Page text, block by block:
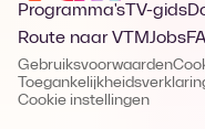
Programma's TV-gids
Route naar VTMJobs
Gebruiksvoorwaarden
Cookie instellingen